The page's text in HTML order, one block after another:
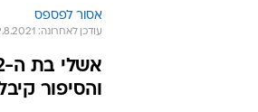
אסור לפספס
עודכן לאחרונה: 9.8.2021 / 22:36
והסיפור